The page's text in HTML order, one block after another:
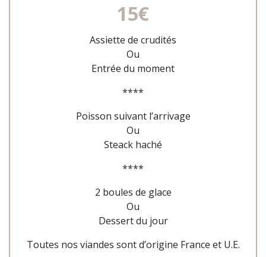
15€
Assiette de crudités
Ou
Entrée du moment
****
Poisson suivant l’arrivage
Ou
Steack haché
****
2 boules de glace
Ou
Dessert du jour
Toutes nos viandes sont d’origine France et U.E.